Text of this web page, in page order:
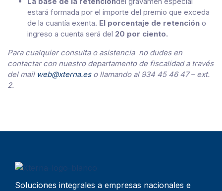
estará formada por el importe del premio que exceda
de la cuantía exenta. El porcentaje de retención o
ingreso a cuenta será del 20 por ciento.
Para cualquier consulta o asistencia no dudes en
contactar con nuestro departamento de fiscalidad a través
del mail web@xterna.eso llamando al 934 45 46 47 – ext.
2.
Soluciones integrales a empresas nacionales e